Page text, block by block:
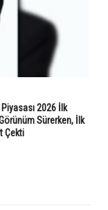
2026 İlk
Sürerken, İlk
Çekti